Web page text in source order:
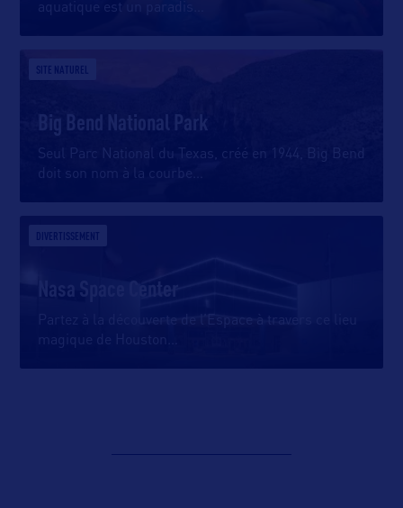
aquatique est un paradis
SITE NATUREL
Big Bend National Park
Seul Parc National du Texas, créé en 1944, Big Bend
doit son nom à la courbe
DIVERTISSEMENT
Nasa Space Center
magique de Houston